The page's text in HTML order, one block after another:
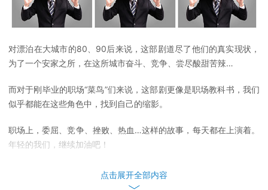
对漂泊在大城市的80、90后来说，这部剧道尽了他们的真实现状，
为了一个安家之所，在这所城市奋斗、竞争、尝尽酸甜苦辣…
而对于刚毕业的职场“菜鸟”们来说，这部剧更像是职场教科书，我们
似乎都能在这些角色中，找到自己的缩影。
职场上，委屈、竞争、挫败、热血…这样的故事，每天都在上演着。
年轻的我们，继续加油吧！
点击展开全部内容